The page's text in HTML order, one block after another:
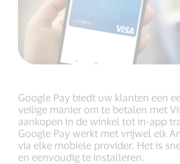
Google Pay biedt uw klanten een
veilige manier om te betalen met
aankopen in de winkel tot in-app
Google Pay werkt met vrijwel elk
via elke mobiele provider. Het is
en eenvoudig te installeren.